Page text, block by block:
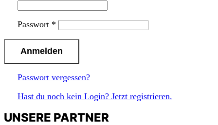
Passwort *
Passwort vergessen?
Hast du noch kein Login? Jetzt registrieren.
UNSERE PARTNER